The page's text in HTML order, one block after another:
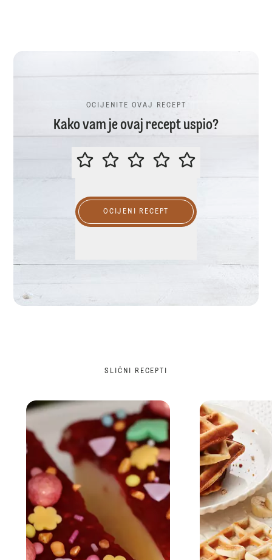
OCIJENITE OVAJ RECEPT
Kako vam je ovaj recept uspio?
OCIJENITE OVAJ RECEPT
OCIJENI RECEPT
SLIČNI RECEPTI